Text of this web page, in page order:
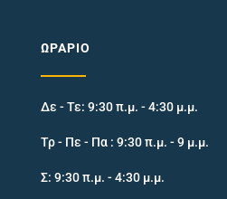
ΩΡΆΡΙΟ
Δε - Τε: 9:30 π.μ. - 4:30 μ.μ.
Τρ - Πε - Πα : 9:30 π.μ. - 9 μ.μ.
Σ: 9:30 π.μ. - 4:30 μ.μ.